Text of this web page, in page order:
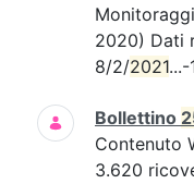
2020) Dati
8/2/2021
Bollettino
Contenuto
3.620